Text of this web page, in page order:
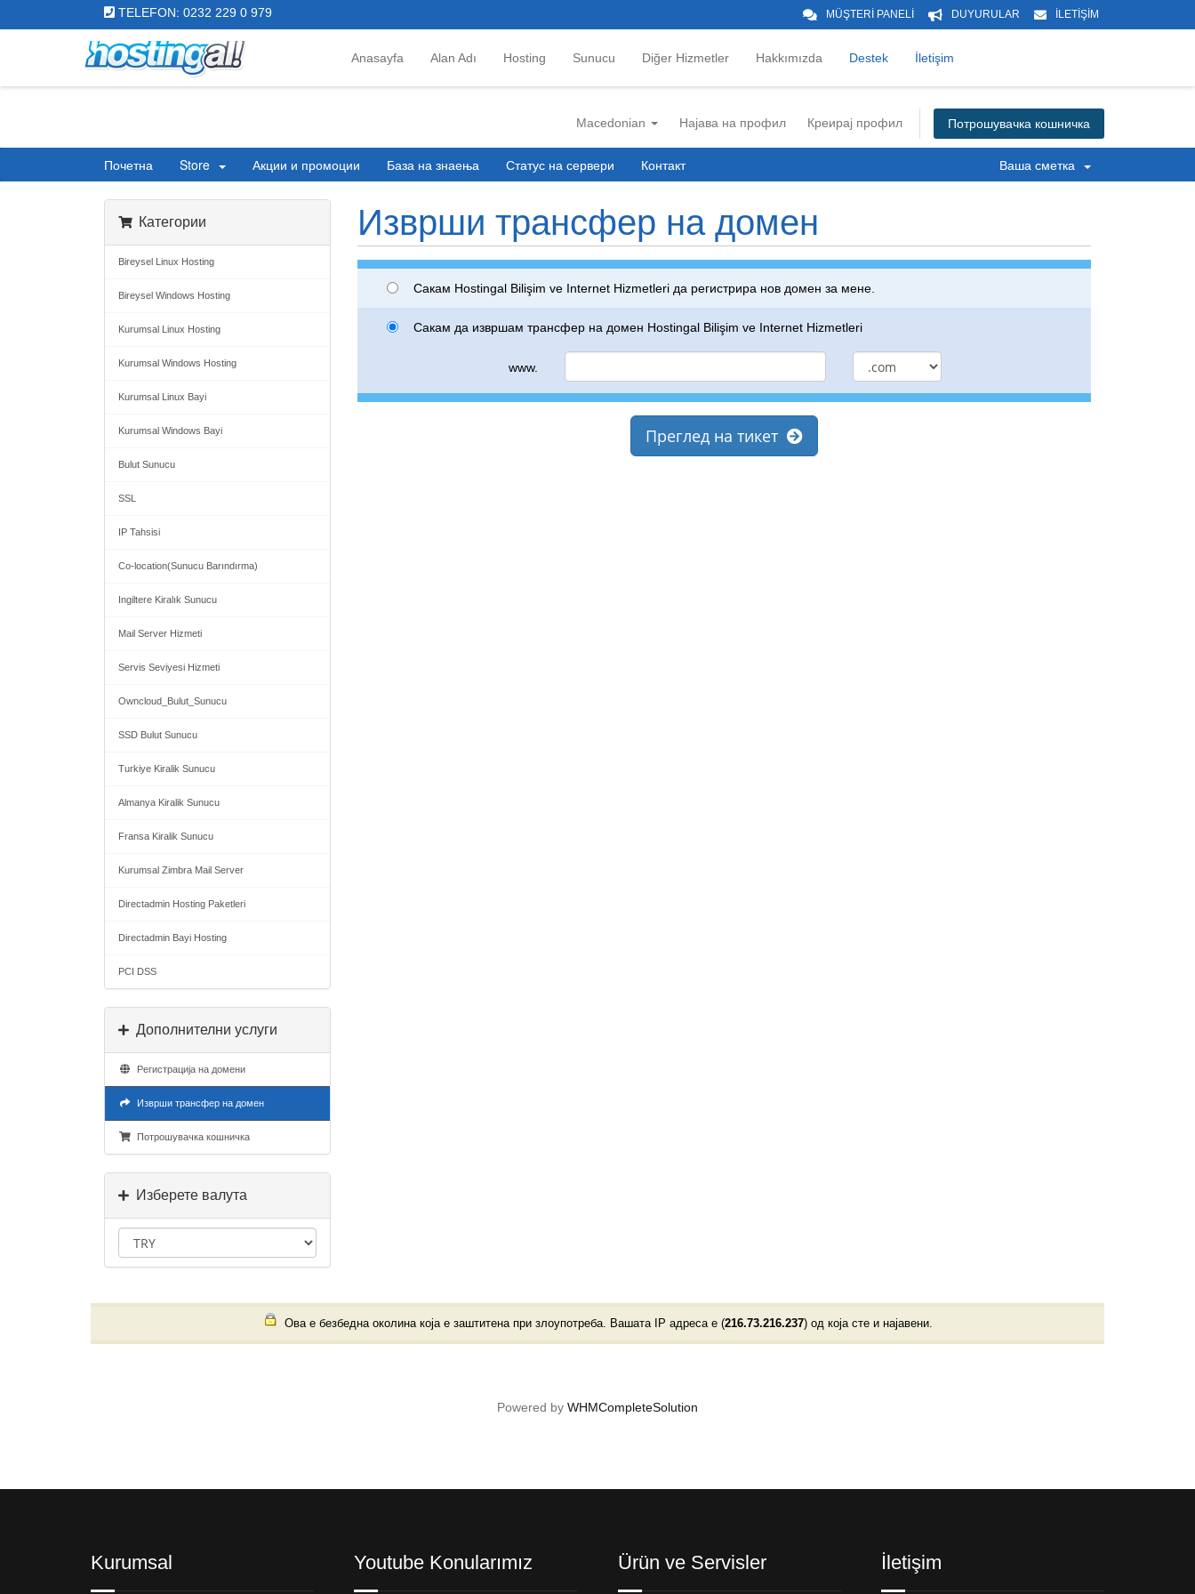
TELEFON: 0232 229 0 979 MÜŞTERİ PANELİ DUYURULAR İLETİŞİM
Anasayfa Alan Adı Hosting Sunucu Diğer Hizmetler Hakkımızda Destek İletişim
Macedonian Најава на профил Креирај профил Потрошувачка кошничка
Почетна Store Акции и промоции База на знаења Статус на сервери Контакт Ваша сметка
Изврши трансфер на домен
Категории
Bireysel Linux Hosting
Bireysel Windows Hosting
Kurumsal Linux Hosting
Kurumsal Windows Hosting
Kurumsal Linux Bayi
Kurumsal Windows Bayi
Bulut Sunucu
SSL
IP Tahsisi
Co-location(Sunucu Barındırma)
Ingiltere Kiralık Sunucu
Mail Server Hizmeti
Servis Seviyesi Hizmeti
Owncloud_Bulut_Sunucu
SSD Bulut Sunucu
Turkiye Kiralik Sunucu
Almanya Kiralik Sunucu
Fransa Kiralik Sunucu
Kurumsal Zimbra Mail Server
Directadmin Hosting Paketleri
Directadmin Bayi Hosting
PCI DSS
Дополнителни услуги
Регистрација на домени
Изврши трансфер на домен
Потрошувачка кошничка
Изберете валута
Сакам Hostingal Bilişim ve Internet Hizmetleri да регистрира нов домен за мене.
Сакам да извршам трансфер на домен Hostingal Bilişim ve Internet Hizmetleri
www.
Преглед на тикет
Ова е безбедна околина која е заштитена при злоупотреба. Вашата IP адреса е (216.73.216.237) од која сте и најавени.
Powered by WHMCompleteSolution
Kurumsal Youtube Konularımız Ürün ve Servisler İletişim